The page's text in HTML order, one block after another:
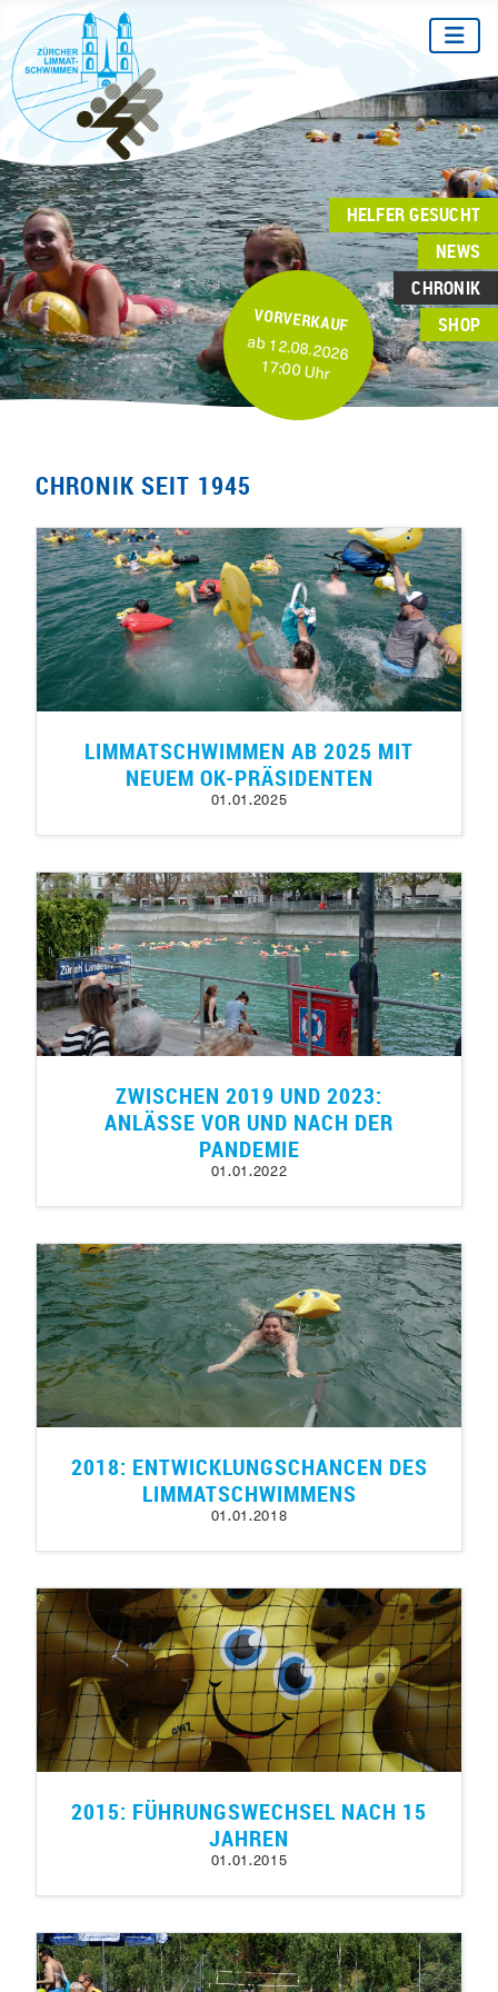
HELFER GESUCHT
NEWS
CHRONIK
SHOP
VORVERKAUF
ab 12.08.2026
17:00 Uhr
CHRONIK SEIT 1945
LIMMATSCHWIMMEN AB 2025 MIT
NEUEM OK-PRÄSIDENTEN
01.01.2025
ZWISCHEN 2019 UND 2023:
ANLÄSSE VOR UND NACH DER
PANDEMIE
01.01.2022
2018: ENTWICKLUNGSCHANCEN DES
LIMMATSCHWIMMENS
01.01.2018
2015: FÜHRUNGSWECHSEL NACH 15
JAHREN
01.01.2015